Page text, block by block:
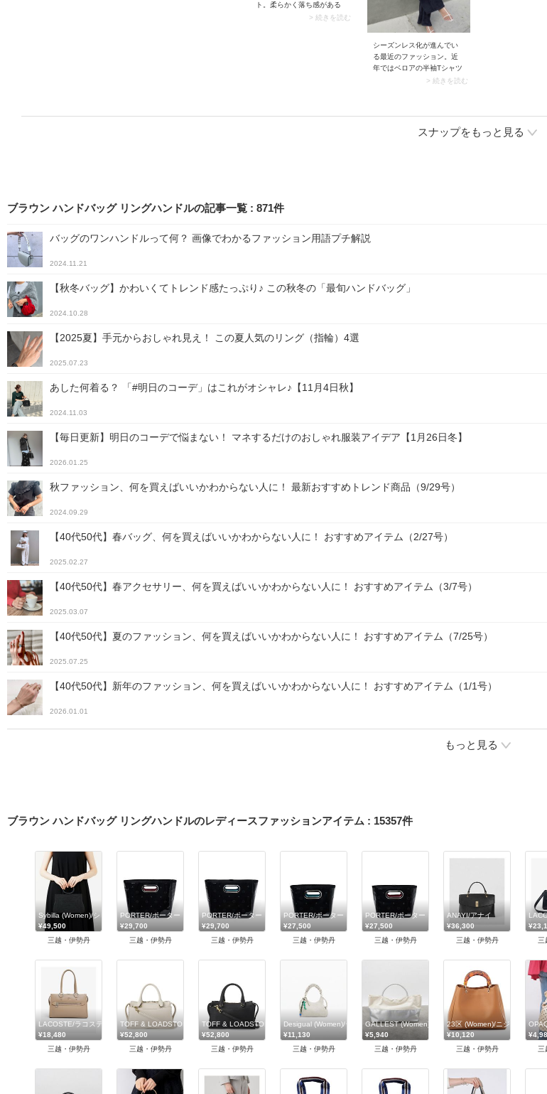
ト。柔らかく落ち感がある
素材なので、ワイドシルエ
> 続きを読む
シーズンレス化が進んでい
る最近のファッション。近
年ではベロアの半袖Tシャツ
が多くのブランドから販売
シーズンも穿けますよ。夏
> 続きを読む
スナップをもっと見る
ブラウン ハンドバッグ リングハンドルの記事一覧 : 871件
バッグのワンハンドルって何？ 画像でわかるファッション用語プチ解説
2024.11.21
【秋冬バッグ】かわいくてトレンド感たっぷり♪ この秋冬の「最旬ハンドバッグ」
2024.10.28
【2025夏】手元からおしゃれ見え！ この夏人気のリング（指輪）4選
2025.07.23
あした何着る？ 「#明日のコーデ」はこれがオシャレ♪【11月4日秋】
2024.11.03
【毎日更新】明日のコーデで悩まない！ マネするだけのおしゃれ服装アイデア【1月26日冬】
2026.01.25
秋ファッション、何を買えばいいかわからない人に！ 最新おすすめトレンド商品（9/29号）
2024.09.29
【40代50代】春バッグ、何を買えばいいかわからない人に！ おすすめアイテム（2/27号）
2025.02.27
【40代50代】春アクセサリー、何を買えばいいかわからない人に！ おすすめアイテム（3/7号）
2025.03.07
【40代50代】夏のファッション、何を買えばいいかわからない人に！ おすすめアイテム（7/25号）
2025.07.25
【40代50代】新年のファッション、何を買えばいいかわからない人に！ おすすめアイテム（1/1号）
2026.01.01
もっと見る
ブラウン ハンドバッグ リングハンドルのレディースファッションアイテム : 15357件
Sybilla (Women)/シビラ
¥49,500
三越・伊勢丹
PORTER/ポーター
¥29,700
三越・伊勢丹
PORTER/ポーター
¥29,700
三越・伊勢丹
PORTER/ポーター
¥27,500
三越・伊勢丹
PORTER/ポーター
¥27,500
三越・伊勢丹
ANAYI/アナイ
¥36,300
三越・伊勢丹
三
LACOSTE/ラコステ
¥18,480
三越・伊勢丹
TOFF & LOADSTONE (Women/Men)/トフ＆ロードストーン
¥52,800
三越・伊勢丹
TOFF & LOADSTONE (Women/Men)/トフ＆ロードストーン
¥52,800
三越・伊勢丹
Desigual (Women)/デシグアル
¥11,130
三越・伊勢丹
GALLEST (Women)/ギャレスト
¥5,940
三越・伊勢丹
23区 (Women)/ニジュウサンク
¥10,120
三越・伊勢丹
三